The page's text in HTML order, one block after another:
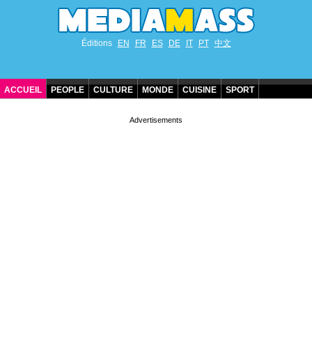
Éditions EN FR ES DE IT PT 中文
ACCUEIL PEOPLE CULTURE MONDE CUISINE SPORT